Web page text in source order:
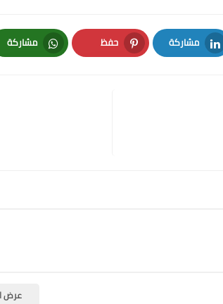
مشاركة
LinkedIn
حفظ
Pinterest
مشاركة
Whatsapp
عرض